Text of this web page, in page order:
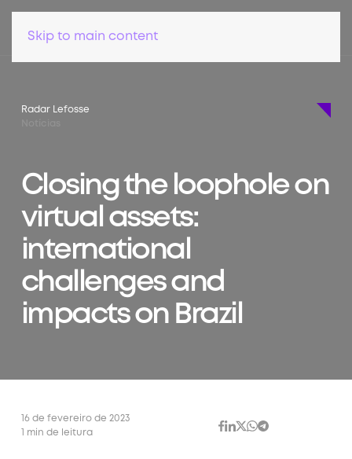
Skip to main content
Radar Lefosse
Closing the loophole on
virtual assets:
international
challenges and
impacts on Brazil
16 de fevereiro de 2023
1 min de leitura